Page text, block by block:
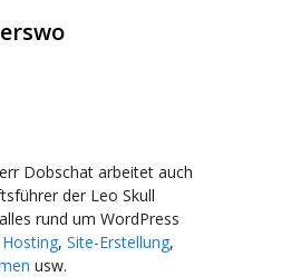
Dobschat arbeitet auch
der Leo Skull
rund um WordPress
, Site-Erstellung,
usw.